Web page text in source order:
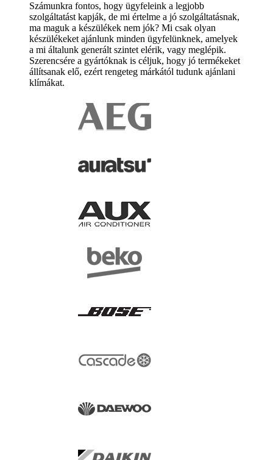
Számunkra fontos, hogy ügyfeleink a legjobb
szolgáltatást kapják, de mi értelme a jó szolgáltatásnak,
ma maguk a készülékek nem jók? Mi csak olyan
készülékeket ajánlunk minden ügyfelünknek, amelyek
a mi általunk generált szintet elérik, vagy meglépik.
Szerencsére a gyártóknak is céljuk, hogy jó termékeket
állítsanak elő, ezért rengeteg márkától tudunk ajánlani
klímákat.